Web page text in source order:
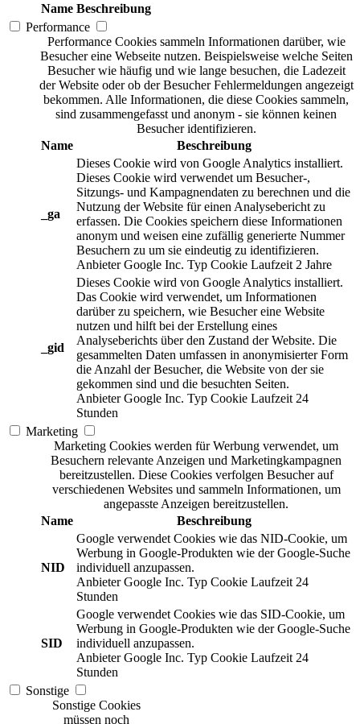
Name Beschreibung
Performance
Performance Cookies sammeln Informationen darüber, wie
Besucher eine Webseite nutzen. Beispielsweise welche Seiten
Besucher wie häufig und wie lange besuchen, die Ladezeit
der Website oder ob der Besucher Fehlermeldungen angezeigt
bekommen. Alle Informationen, die diese Cookies sammeln,
sind zusammengefasst und anonym - sie können keinen
Besucher identifizieren.
Name
Beschreibung
_ga
Dieses Cookie wird von Google Analytics installiert.
Dieses Cookie wird verwendet um Besucher-,
Sitzungs- und Kampagnendaten zu berechnen und die
Nutzung der Website für einen Analysebericht zu
erfassen. Die Cookies speichern diese Informationen
anonym und weisen eine zufällig generierte Nummer
Besuchern zu um sie eindeutig zu identifizieren.
Anbieter Google Inc. Typ Cookie Laufzeit 2 Jahre
_gid
Dieses Cookie wird von Google Analytics installiert.
Das Cookie wird verwendet, um Informationen
darüber zu speichern, wie Besucher eine Website
nutzen und hilft bei der Erstellung eines
Analyseberichts über den Zustand der Website. Die
gesammelten Daten umfassen in anonymisierter Form
die Anzahl der Besucher, die Website von der sie
gekommen sind und die besuchten Seiten.
Anbieter Google Inc. Typ Cookie Laufzeit 24
Stunden
Marketing
Marketing Cookies werden für Werbung verwendet, um
Besuchern relevante Anzeigen und Marketingkampagnen
bereitzustellen. Diese Cookies verfolgen Besucher auf
verschiedenen Websites und sammeln Informationen, um
angepasste Anzeigen bereitzustellen.
Name
Beschreibung
NID
Google verwendet Cookies wie das NID-Cookie, um
Werbung in Google-Produkten wie der Google-Suche
individuell anzupassen.
Anbieter Google Inc. Typ Cookie Laufzeit 24
Stunden
SID
Google verwendet Cookies wie das SID-Cookie, um
Werbung in Google-Produkten wie der Google-Suche
individuell anzupassen.
Anbieter Google Inc. Typ Cookie Laufzeit 24
Stunden
Sonstige
Sonstige Cookies
müssen noch